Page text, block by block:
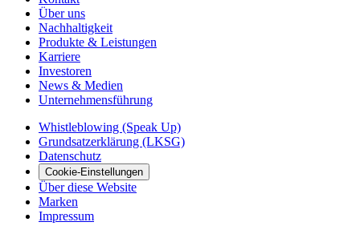
Über uns
Nachhaltigkeit
Produkte & Leistungen
Karriere
Investoren
News & Medien
Unternehmensführung
Whistleblowing (Speak Up)
Grundsatzerklärung (LKSG)
Datenschutz
Cookie-Einstellungen
Über diese Website
Marken
Impressum